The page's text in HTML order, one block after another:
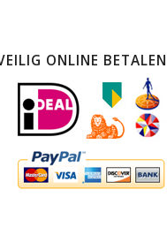
ONLINE BETALEN